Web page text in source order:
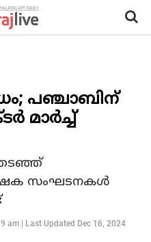
പഞ്ചാബിന്
മാര്‍ച്ച്
തടഞ്ഞ്
സംഘടനകള്‍
am| Last Updated Dec 16, 2024